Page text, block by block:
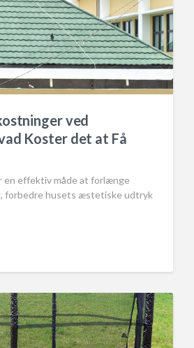
ved
Koster det at Få
en effektiv måde at forlænge
forbedre husets æstetiske udtryk